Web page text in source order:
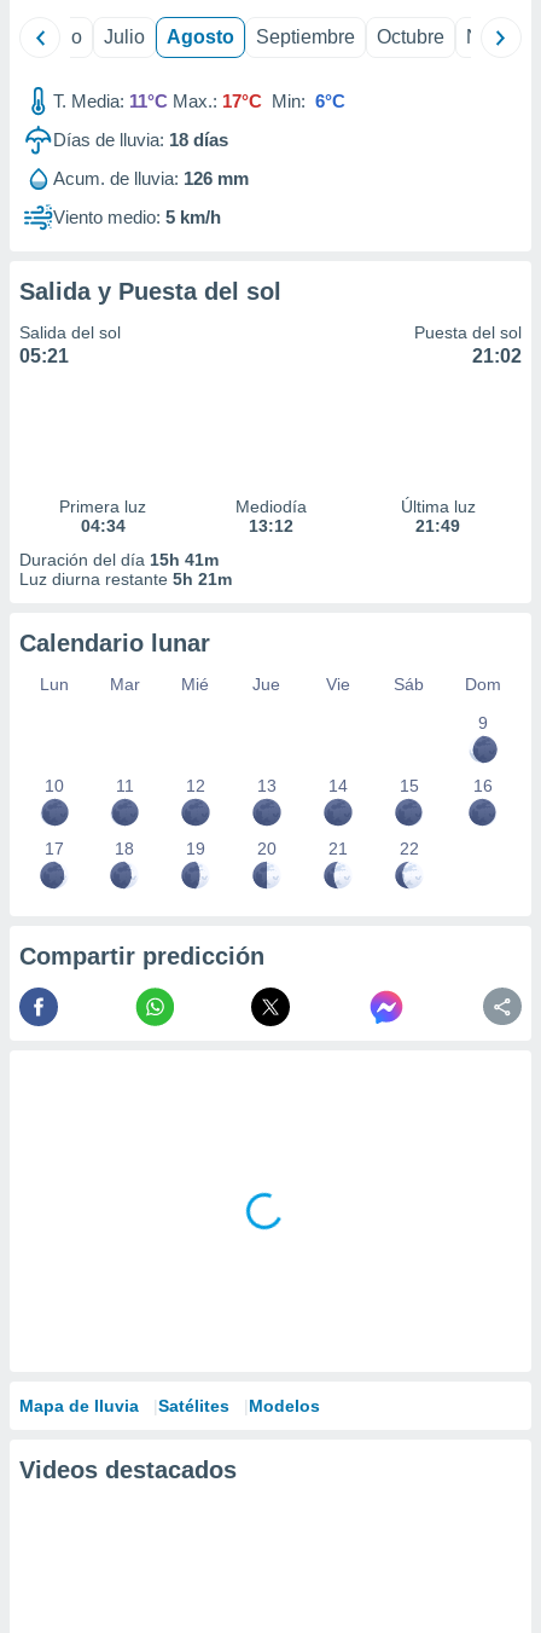
e
mediante
publicidad
de
Junio Julio Agosto Septiembre Octubre
T. Media: 11°C Max.: 17°C Min: 6°C
Días de lluvia: 18 días
Acum. de lluvia: 126 mm
Viento medio: 5 km/h
Salida y Puesta del sol
Salida del sol
05:21
Puesta del sol
21:02
Primera luz
04:34
Mediodía
13:12
Última luz
21:49
Duración del día 15h 41m
Luz diurna restante 5h 21m
Calendario lunar
Lun Mar Mié Jue Vie Sáb
Dom
9
10 11 12 13 14 15 16
17 18 19 20 21 22
Compartir predicción
Mapa de lluvia Satélites Modelos
Videos destacados